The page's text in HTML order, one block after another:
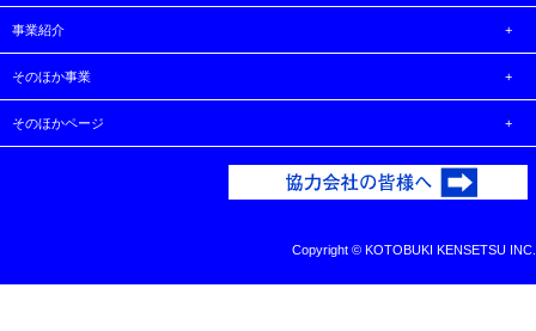
事業紹介
そのほか事業
そのほかページ
Copyright © KOTOBUKI KENSETSU INC.